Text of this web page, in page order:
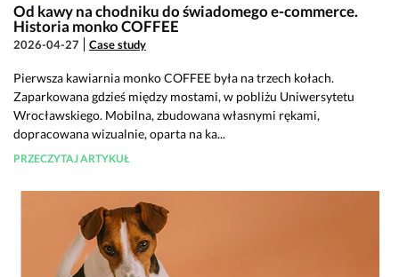
Od kawy na chodniku do świadomego e-commerce.
Historia monko COFFEE
2026-04-27 Case study
Pierwsza kawiarnia monko COFFEE była na trzech kołach.
Zaparkowana gdzieś między mostami, w pobliżu Uniwersytetu
Wrocławskiego. Mobilna, zbudowana własnymi rękami,
dopracowana wizualnie, oparta na ka...
PRZECZYTAJ ARTYKUŁ